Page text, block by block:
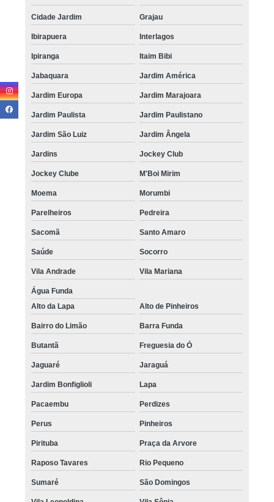
Cidade Jardim Grajau
Ibirapuera Interlagos
Ipiranga Itaim Bibi
Jabaquara Jardim América
Jardim Europa Jardim Marajoara
Jardim Paulista Jardim Paulistano
Jardim São Luiz Jardim Ângela
Jardins Jockey Club
Jockey Clube M'Boi Mirim
Moema Morumbi
Parelheiros Pedreira
Sacomã Santo Amaro
Saúde Socorro
Vila Andrade Vila Mariana
Água Funda
Alto da Lapa
Alto de Pinheiros
Bairro do Limão Barra Funda
Butantã Freguesia do Ó
Jaguaré Jaraguá
Jardim Bonfiglioli Lapa
Pacaembu Perdizes
Perus Pinheiros
Pirituba Praça da Arvore
Raposo Tavares Rio Pequeno
Sumaré São Domingos